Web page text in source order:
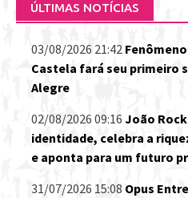
ÚLTIMAS NOTÍCIAS
03/08/2026 21:42
Castela fará seu primeiro
Alegre
02/08/2026 09:16 João
identidade, celebra a
e aponta para um futuro
31/07/2026 15:08 Opus